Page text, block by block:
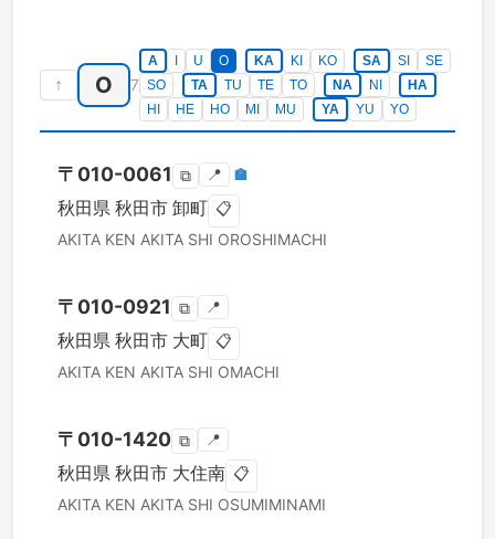
↑ O 7
A U O KA KI KO SA SI
SE
SO
TA TU TE TO NA NI
HA
HI
HE HO MI MU YA YU YO
〒 010-0061 ⧉ 📍 🏣
秋田県 秋田市 卸町 📋
AKITA KEN AKITA SHI OROSHIMACHI
〒 010-0921 ⧉ 📍
秋田県 秋田市 大町 📋
AKITA KEN AKITA SHI OMACHI
〒 010-1420 ⧉ 📍
秋田県 秋田市 大住南 📋
AKITA KEN AKITA SHI OSUMIMINAMI